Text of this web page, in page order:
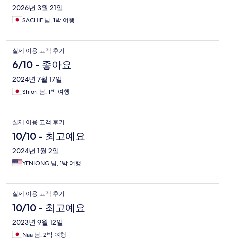
2026년 3월 21일
SACHIE 님, 1박 여행
실제 이용 고객 후기
6/10 - 좋아요
2024년 7월 17일
Shiori 님, 1박 여행
실제 이용 고객 후기
10/10 - 최고예요
2024년 1월 2일
YENLONG 님, 1박 여행
실제 이용 고객 후기
10/10 - 최고예요
2023년 9월 12일
Naa 님, 2박 여행